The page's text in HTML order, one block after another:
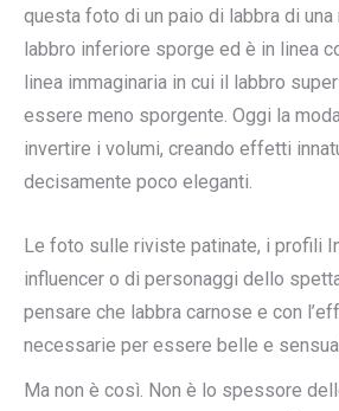
questa foto di un paio di labbra di
labbro inferiore sporge ed è in linea
linea immaginaria in cui il labbro
essere meno sporgente. Oggi la
invertire i volumi, creando effetti
decisamente poco eleganti.
Le foto sulle riviste patinate, i profili
influencer o di personaggi dello
pensare che labbra carnose e con
necessarie per essere belle e
Ma non è così. Non è lo spessore